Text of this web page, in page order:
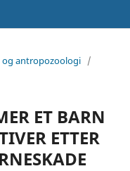
og antropozoologi /
ET BARN
ETTER